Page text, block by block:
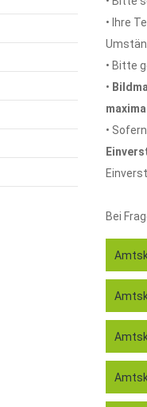
• Ihre
• Bitte
•
•
Bei